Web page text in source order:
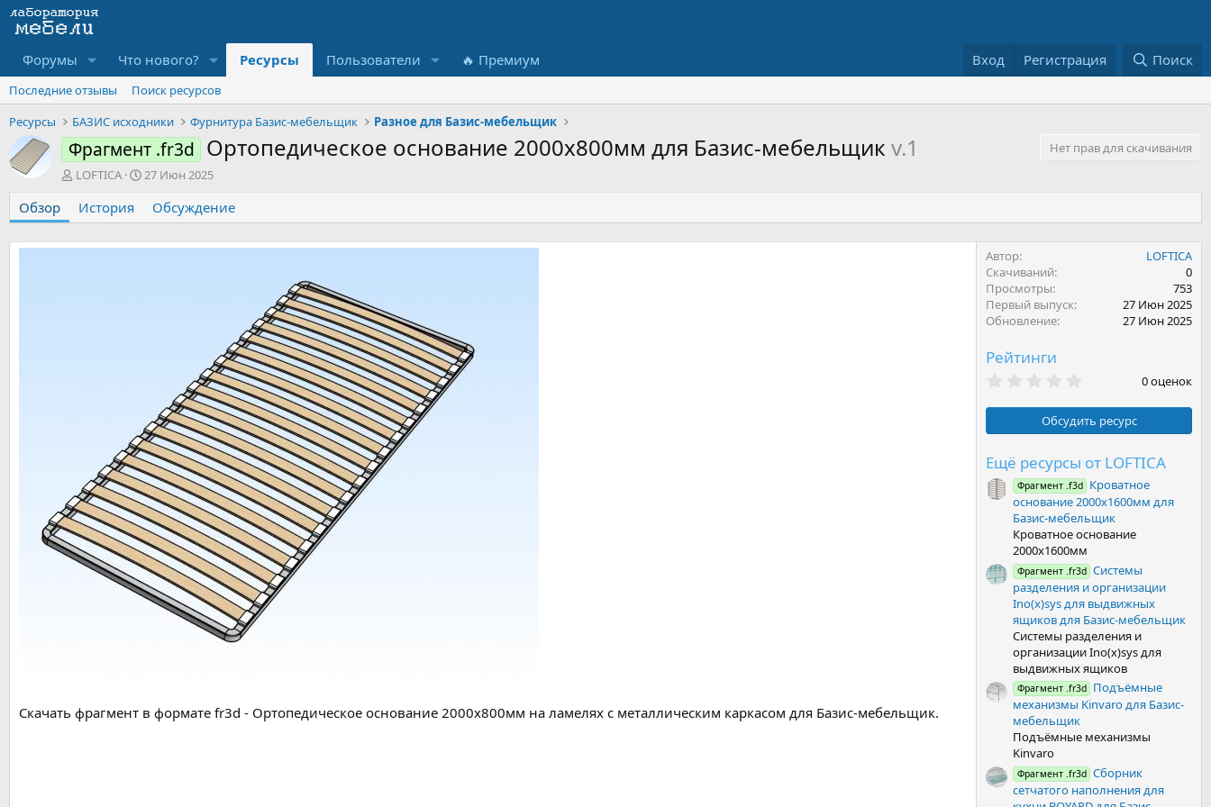
Форумы Что нового? Ресурсы Пользователи 🔥 Премиум Вход Регистрация Поиск
Последние отзывы
Поиск ресурсов
Ресурсы
БАЗИС исходники Фурнитура Базис-мебельщик Разное для Базис-мебельщик
Фрагмент .fr3d Ортопедическое основание 2000х800мм для Базис-мебельщикv.1
Нет прав для скачивания
А
т
о
р
LOFTICA
Д
а
с
27 Июн 2025
Обзор История Обсуждение
Скачать фрагмент в формате fr3d - Ортопедическое основание 2000х800мм на ламелях с металлическим каркасом для Базис-мебельщик.
Автор
LOFTICA
Скачиваний
0
Просмотры
753
Первый выпуск
27 Июн 2025
Обновление
27 Июн 2025
Рейтинги
0
0
з
ё
з
д
0 оценок
Обсудить ресурс
Ещё ресурсы от LOFTICA
Фрагмент .f3d Кроватное
основание 2000х1600мм для
Базис-мебельщик
Кроватное основание
2000х1600мм
Фрагмент .fr3d Системы
разделения и организации
Ino(x)sys для выдвижных
ящиков для Базис-мебельщик
Системы разделения и
организации Ino(x)sys для
выдвижных ящиков
Фрагмент .fr3d Подъёмные
механизмы Kinvaro для Базис-
мебельщик
Подъёмные механизмы
Kinvaro
Фрагмент .fr3d Сборник
сетчатого наполнения для